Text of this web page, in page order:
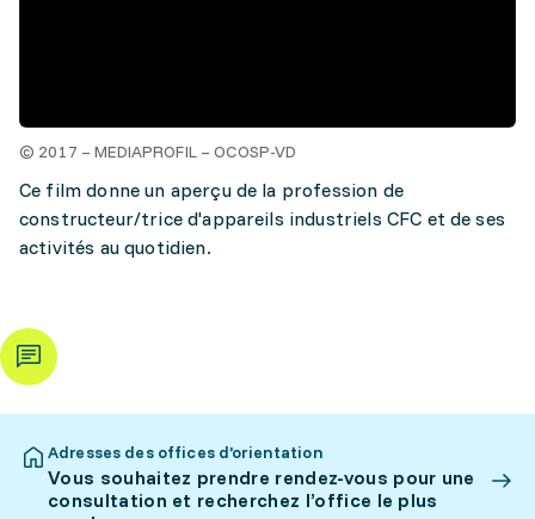
© 2017 – MEDIAPROFIL – OCOSP-VD
Ce film donne un aperçu de la profession de
constructeur/trice d'appareils industriels CFC et de ses
activités au quotidien.
Adresses des offices d’orientation
Vous souhaitez prendre rendez-vous pour une
consultation et recherchez l’office le plus